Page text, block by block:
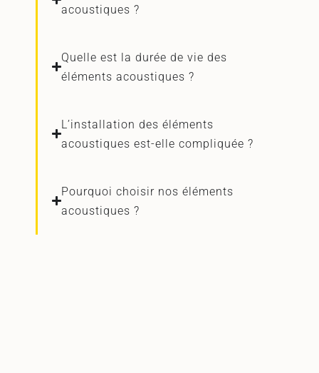
acoustiques ?
Quelle est la durée de vie des
éléments acoustiques ?
L’installation des éléments
acoustiques est-elle compliquée ?
Pourquoi choisir nos éléments
acoustiques ?